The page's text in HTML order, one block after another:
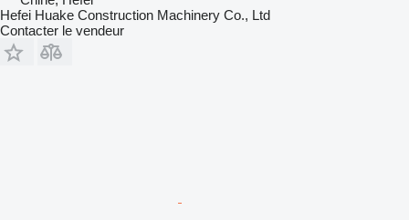
Hefei Huake Construction Machinery Co., Ltd
Contacter le vendeur